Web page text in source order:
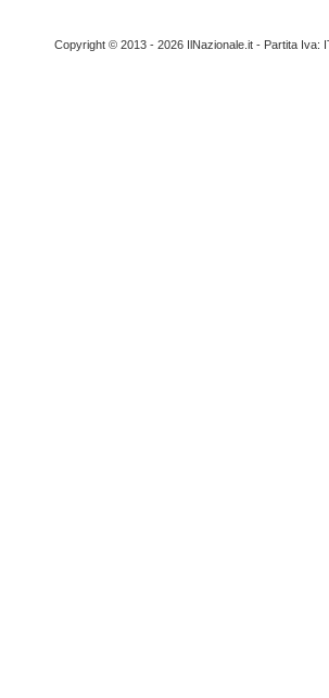
Copyright © 2013 - 2026 IlNazionale.it - Partita Iva: